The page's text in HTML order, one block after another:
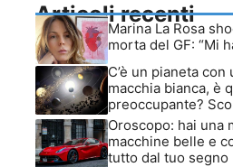
Articoli recenti
Marina La Rosa
morta del GF: “Mi
C’è un pianeta con
macchia bianca, è
preoccupante?
Oroscopo: hai una
macchine belle e
tutto dal tuo segno